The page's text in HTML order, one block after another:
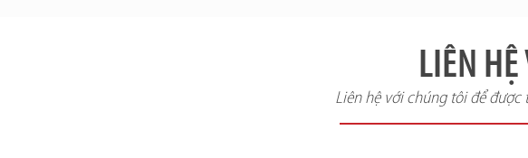
LIÊN HỆ
Liên hệ với chúng tôi để